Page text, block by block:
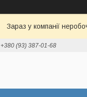
Зараз у компанії
+380 (93) 387-01-68